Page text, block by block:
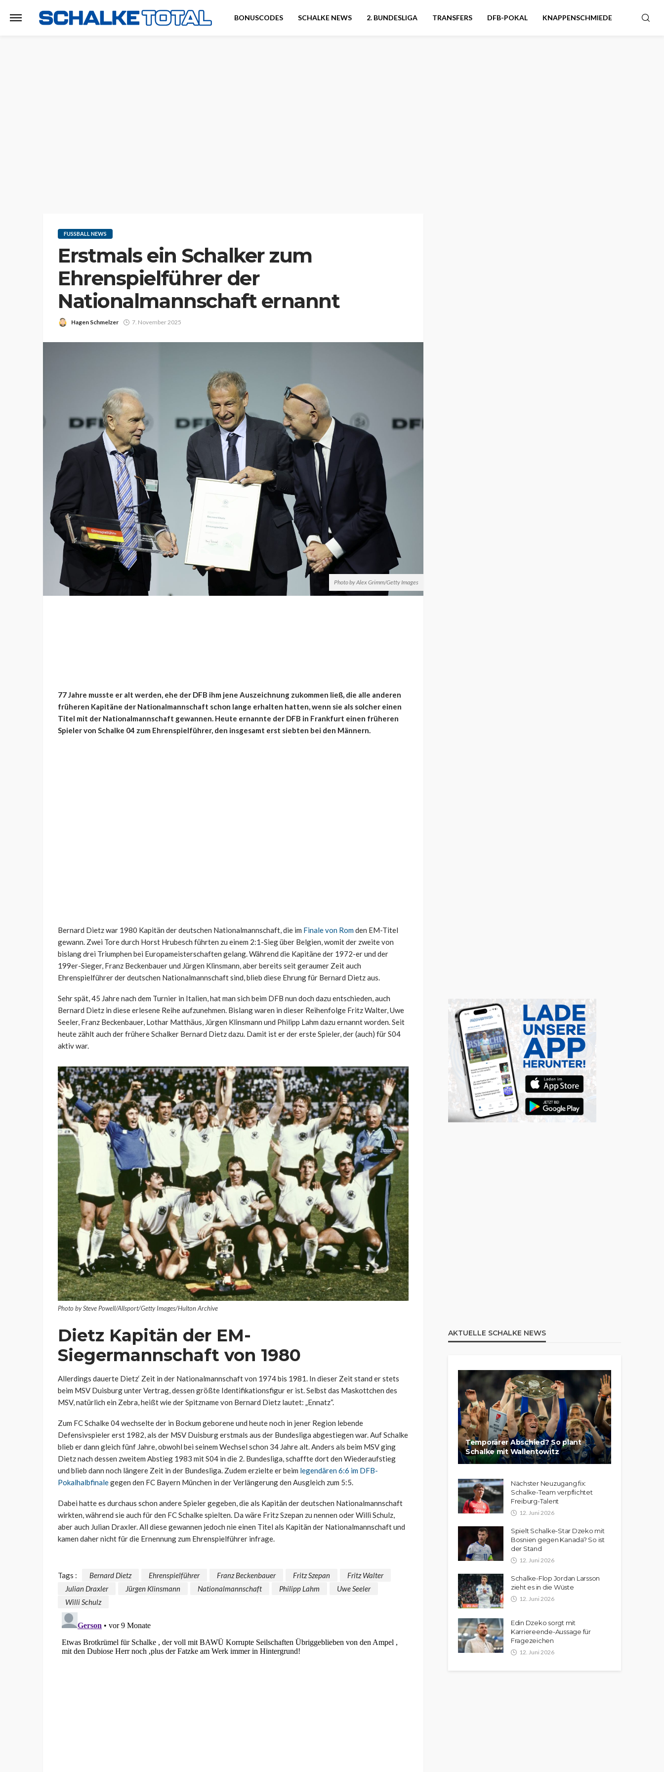
BONUSCODES SCHALKE NEWS 2. BUNDESLIGA TRANSFERS DFB-POKAL KNAPPENSCHMIEDE
FUSSBALL NEWS
Erstmals ein Schalker zum
Ehrenspielführer der
Nationalmannschaft ernannt
Hagen Schmelzer 7. November 2025
Photo by Alex Grimm/Getty Images
77 Jahre musste er alt werden, ehe der DFB ihm jene Auszeichnung zukommen ließ, die alle anderen
früheren Kapitäne der Nationalmannschaft schon lange erhalten hatten, wenn sie als solcher einen
Titel mit der Nationalmannschaft gewannen. Heute ernannte der DFB in Frankfurt einen früheren
Spieler von Schalke 04 zum Ehrenspielführer, den insgesamt erst siebten bei den Männern.
Bernard Dietz war 1980 Kapitän der deutschen Nationalmannschaft, die im Finale von Romden EM-Titel
gewann. Zwei Tore durch Horst Hrubesch führten zu einem 2:1-Sieg über Belgien, womit der zweite von
bislang drei Triumphen bei Europameisterschaften gelang. Während die Kapitäne der 1972-er und der
199er-Sieger, Franz Beckenbauer und Jürgen Klinsmann, aber bereits seit geraumer Zeit auch
Ehrenspielführer der deutschen Nationalmannschaft sind, blieb diese Ehrung für Bernard Dietz aus.
Sehr spät, 45 Jahre nach dem Turnier in Italien, hat man sich beim DFB nun doch dazu entschieden, auch
Bernard Dietz in diese erlesene Reihe aufzunehmen. Bislang waren in dieser Reihenfolge Fritz Walter, Uwe
Seeler, Franz Beckenbauer, Lothar Matthäus, Jürgen Klinsmann und Philipp Lahm dazu ernannt worden. Seit
heute zählt auch der frühere Schalker Bernard Dietz dazu. Damit ist er der erste Spieler, der (auch) für S04
aktiv war.
Photo by Steve Powell/Allsport/Getty Images/Hulton Archive
Dietz Kapitän der EM-
Siegermannschaft von 1980
Allerdings dauerte Dietz‘ Zeit in der Nationalmannschaft von 1974 bis 1981. In dieser Zeit stand er stets
beim MSV Duisburg unter Vertrag, dessen größte Identifikationsfigur er ist. Selbst das Maskottchen des
MSV, natürlich ein Zebra, heißt wie der Spitzname von Bernard Dietz lautet: „Ennatz“.
Zum FC Schalke 04 wechselte der in Bockum geborene und heute noch in jener Region lebende
Defensivspieler erst 1982, als der MSV Duisburg erstmals aus der Bundesliga abgestiegen war. Auf Schalke
blieb er dann gleich fünf Jahre, obwohl bei seinem Wechsel schon 34 Jahre alt. Anders als beim MSV ging
Dietz nach dessen zweitem Abstieg 1983 mit S04 in die 2. Bundesliga, schaffte dort den Wiederaufstieg
und blieb dann noch längere Zeit in der Bundesliga. Zudem erzielte er beim legendären 6:6 im DFB-
Pokalhalbfinalegegen den FC Bayern München in der Verlängerung den Ausgleich zum 5:5.
Dabei hatte es durchaus schon andere Spieler gegeben, die als Kapitän der deutschen Nationalmannschaft
wirkten, während sie auch für den FC Schalke spielten. Da wäre Fritz Szepan zu nennen oder Willi Schulz,
aber auch Julian Draxler. All diese gewannen jedoch nie einen Titel als Kapitän der Nationalmannschaft und
kamen daher nicht für die Ernennung zum Ehrenspielführer infrage.
Tags : Bernard Dietz Ehrenspielführer Franz Beckenbauer Fritz Szepan
Fritz Walter
Julian Draxler
Jürgen Klinsmann Nationalmannschaft Philipp Lahm
Uwe Seeler
Willi Schulz
AKTUELLE SCHALKE NEWS
Temporärer Abschied? So plant
Schalke mit Wallentowitz
Nächster Neuzugang fix:
Schalke-Team verpflichtet
Freiburg-Talent
12. Juni 2026
Spielt Schalke-Star Dzeko mit
Bosnien gegen Kanada? So ist
der Stand
12. Juni 2026
Schalke-Flop Jordan Larsson
zieht es in die Wüste
12. Juni 2026
Edin Dzeko sorgt mit
Karriereende-Aussage für
Fragezeichen
12. Juni 2026